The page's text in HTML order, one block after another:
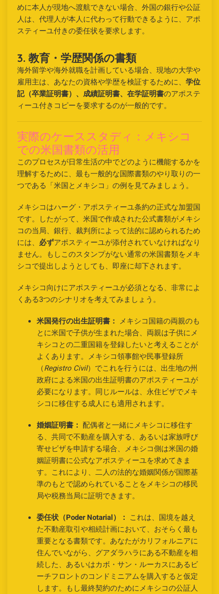
めに本人が現地へ渡航できない場合、外国の銀行や公証
人は、代理人が本人に代わって行動できるように、アポ
スティーユ付きの委任状を要求します。
3. 教育・学歴関係の書類
海外留学や海外就職を計画している場合、現地の大学や
雇用主は、あなたの資格や学歴を検証するために、 学位
記（卒業証明書）、成績証明書、在学証明書のアポステ
ィーユ付きコピーを要求するのが一般的です。
実際のケーススタディ：メキシコ
での米国書類の活用
このプロセスが日常生活の中でどのように機能するかを
理解するために、最も一般的な国際書類のやり取りの一
つである「米国とメキシコ」の例を見てみましょう。
メキシコはハーグ・アポスティーユ条約の正式な加盟国
です。したがって、米国で作成された公式書類がメキシ
コの当局、銀行、裁判所によって法的に認められるため
には、 必ずアポスティーユが添付されていなければなり
ません。もしこのスタンプがない通常の米国書類をメキ
シコで提出しようとしても、即座に却下されます。
メキシコ向けにアポスティーユが必須となる、非常によ
くある3つのシナリオを考えてみましょう。
米国発行の出生証明書： メキシコ国籍の両親のも
とに米国で子供が生まれた場合、両親は子供にメ
キシコとの二重国籍を登録したいと考えることが
よくあります。メキシコ領事館や民事登録所
（Registro Civil）でこれを行うには、出生地の州
政府による米国の出生証明書のアポスティーユが
必要になります。同じルールは、永住ビザでメキ
シコに移住する成人にも適用されます。
婚姻証明書： 配偶者と一緒にメキシコに移住す
る、共同で不動産を購入する、あるいは家族呼び
寄せビザを申請する場合、メキシコ側は米国の婚
姻証明書に公式なアポスティーユを求めてきま
す。これにより、二人の法的な婚姻関係が国際基
準のもとで認められていることをメキシコの移民
局や税務当局に証明できます。
委任状（Poder Notarial）： これは、国境を越え
た不動産取引や相続計画において、おそらく最も
重要となる書類です。あなたがカリフォルニアに
住んでいながら、グアダラハラにある不動産を相
続した、あるいはカボ・サン・ルーカスにあるビ
ーチフロントのコンドミニアムを購入すると仮定
します。もし最終契約のためにメキシコの公証人